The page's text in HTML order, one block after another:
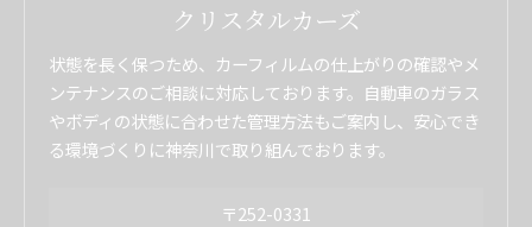
クリスタルカーズ
状態を長く保つため、カーフィルムの仕上がりの確認やメ
ンテナンスのご相談に対応しております。自動車のガラス
やボディの状態に合わせた管理方法もご案内し、安心でき
る環境づくりに神奈川で取り組んでおります。
〒252-0331